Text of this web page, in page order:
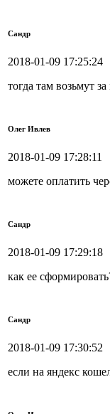
Сандр
2018-01-09 17:25:24
тогда там возьмут
Олег Ивлев
2018-01-09 17:28:11
можете оплатить
Сандр
2018-01-09 17:29:18
как ее
Сандр
2018-01-09 17:30:52
если на яндекс